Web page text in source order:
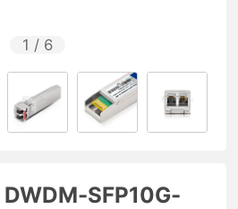
1 / 6
SFP10G-